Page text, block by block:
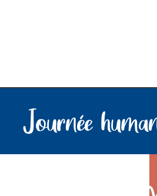
Journée